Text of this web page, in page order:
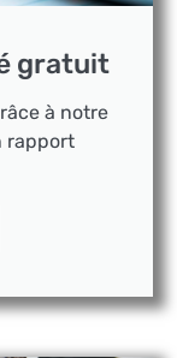
gratuit
à notre
rapport